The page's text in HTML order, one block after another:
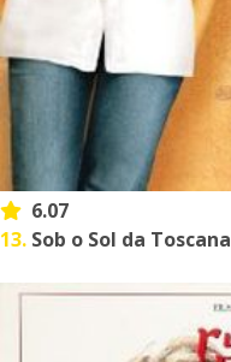
6.07
13. Sob o Sol da Toscana